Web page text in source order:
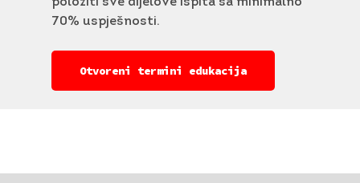
70% uspješnosti.
Otvoreni termini edukacija